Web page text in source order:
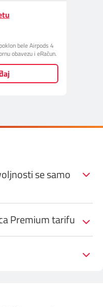
bele Airpods 4
obavezu i eRačun.
se samo
Premium tarifu